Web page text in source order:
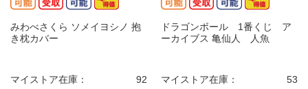
みわべさくら ソメイヨシノ 抱
き枕カバー
マイストア在庫： 92
ドラゴンボール 1番くじ ア
ーカイブス 亀仙人 人魚
マイストア在庫： 53